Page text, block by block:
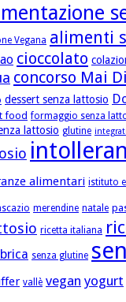
Vegana alimenti
cioccolato
concorso Mai
dessert senza lattosio
food formaggio senza
lattosio glutine
alimentari istituto
merendine natale
ricetta italiana
senza glutine
vallè vegan yogurt